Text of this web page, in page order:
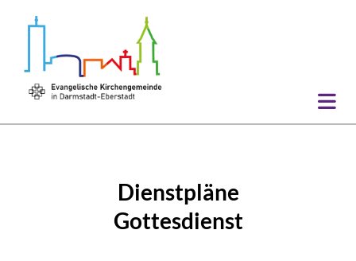
Dienstpläne
Gottesdienst